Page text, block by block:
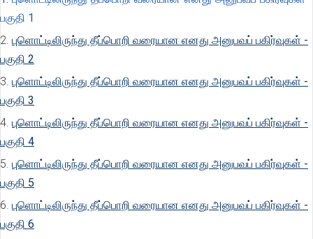
பகுதி 1
2. புளொட்டிலிருந்து தீப்பொறி வரையான எனது அனுபவப் பகிர்வுகள் -
பகுதி 2
3. புளொட்டிலிருந்து தீப்பொறி வரையான எனது அனுபவப் பகிர்வுகள் -
பகுதி 3
4. புளொட்டிலிருந்து தீப்பொறி வரையான எனது அனுபவப் பகிர்வுகள் -
பகுதி 4
5. புளொட்டிலிருந்து தீப்பொறி வரையான எனது அனுபவப் பகிர்வுகள் -
பகுதி 5
6. புளொட்டிலிருந்து தீப்பொறி வரையான எனது அனுபவப் பகிர்வுகள் -
பகுதி 6